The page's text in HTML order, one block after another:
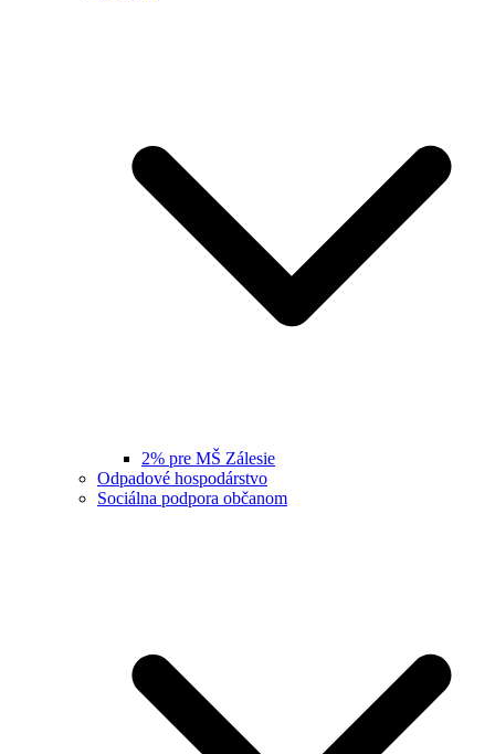
2% pre MŠ Zálesie
Odpadové hospodárstvo
Sociálna podpora občanom